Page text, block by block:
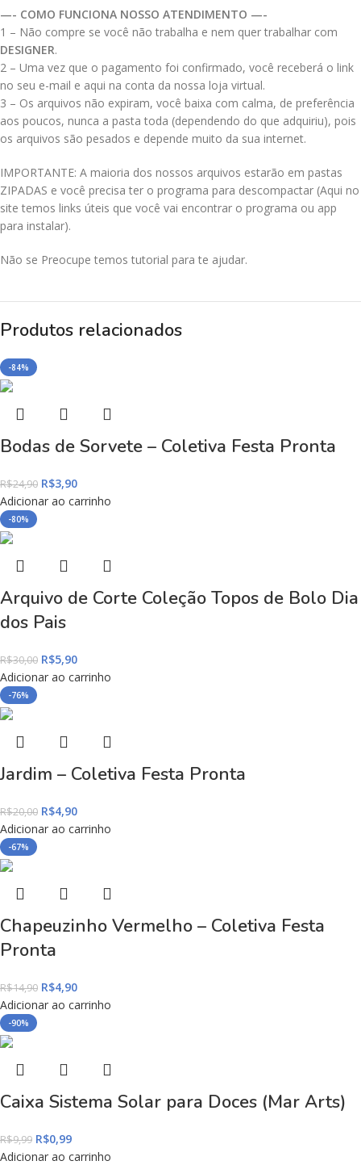
—- COMO FUNCIONA NOSSO ATENDIMENTO —-
1 – Não compre se você não trabalha e nem quer trabalhar com
DESIGNER.
2 – Uma vez que o pagamento foi confirmado, você receberá o link
no seu e-mail e aqui na conta da nossa loja virtual.
3 – Os arquivos não expiram, você baixa com calma, de preferência
aos poucos, nunca a pasta toda (dependendo do que adquiriu), pois
os arquivos são pesados e depende muito da sua internet.
IMPORTANTE: A maioria dos nossos arquivos estarão em pastas
ZIPADAS e você precisa ter o programa para descompactar (Aqui no
site temos links úteis que você vai encontrar o programa ou app
para instalar).
Não se Preocupe temos tutorial para te ajudar.
Produtos relacionados
-84%
Bodas de Sorvete – Coletiva Festa Pronta
R$24,90 R$3,90
Adicionar ao carrinho
-80%
Arquivo de Corte Coleção Topos de Bolo Dia
dos Pais
R$30,00 R$5,90
Adicionar ao carrinho
-76%
Jardim – Coletiva Festa Pronta
R$20,00 R$4,90
Adicionar ao carrinho
-67%
Chapeuzinho Vermelho – Coletiva Festa
Pronta
R$14,90 R$4,90
Adicionar ao carrinho
-90%
Caixa Sistema Solar para Doces (Mar Arts)
R$9,99 R$0,99
Adicionar ao carrinho